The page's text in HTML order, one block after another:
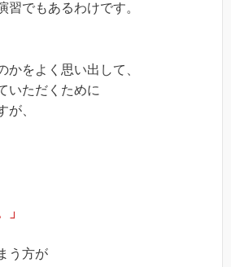
でもあるわけです。
をよく思い出して、
いただくために
、
う方が